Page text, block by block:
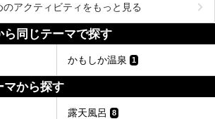
のアクティビティをもっと見る
ら同じテーマで探す
かもしか温泉 1
マから探す
露天風呂 8